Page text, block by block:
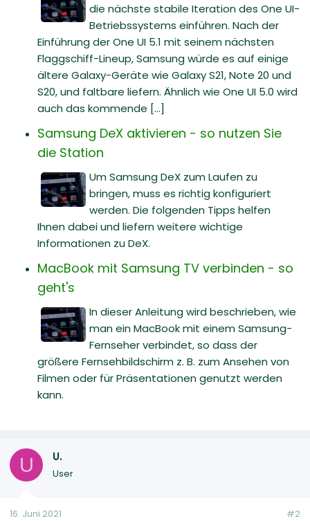
die nächste stabile Iteration des One UI-
Betriebssystems einführen. Nach der
Einführung der One UI 5.1 mit seinem nächsten
Flaggschiff-Lineup, Samsung würde es auf einige
ältere Galaxy-Geräte wie Galaxy S21, Note 20 und
S20, und faltbare liefern. Ähnlich wie One UI 5.0 wird
auch das kommende [...]
Samsung DeX aktivieren - so nutzen Sie
die Station
Um Samsung DeX zum Laufen zu
bringen, muss es richtig konfiguriert
werden. Die folgenden Tipps helfen
Ihnen dabei und liefern weitere wichtige
Informationen zu DeX.
MacBook mit Samsung TV verbinden - so
geht's
In dieser Anleitung wird beschrieben, wie
man ein MacBook mit einem Samsung-
Fernseher verbindet, so dass der
größere Fernsehbildschirm z. B. zum Ansehen von
Filmen oder für Präsentationen genutzt werden
kann.
U U.
User
16. Juni 2021 #2